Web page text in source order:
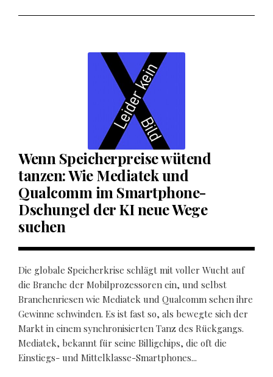
Wenn Speicherpreise wütend
tanzen: Wie Mediatek und
Qualcomm im Smartphone-
Dschungel der KI neue Wege
suchen
Die globale Speicherkrise schlägt mit voller Wucht auf
die Branche der Mobilprozessoren ein, und selbst
Branchenriesen wie Mediatek und Qualcomm sehen ihre
Gewinne schwinden. Es ist fast so, als bewegte sich der
Markt in einem synchronisierten Tanz des Rückgangs.
Mediatek, bekannt für seine Billigchips, die oft die
Einstiegs- und Mittelklasse-Smartphones...